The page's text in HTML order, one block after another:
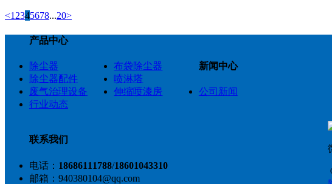
<1 2345678...20>
产品中心
除尘器
布袋除尘器
除尘器配件
喷淋塔
废气治理设备
伸缩喷漆房
新闻中心
公司新闻
行业动态
联系我们
电话： 18686111788/18601043310
邮箱：940380104@qq.com